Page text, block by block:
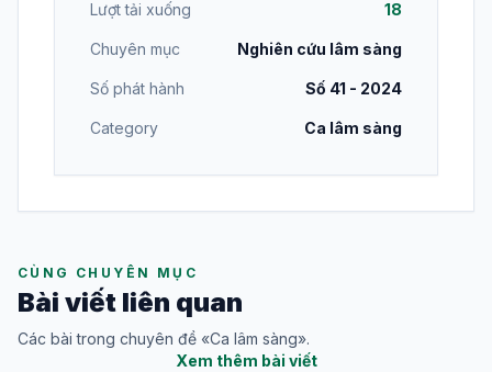
Lượt tải xuống 18
Chuyên mục Nghiên cứu lâm sàng
Số phát hành Số 41 - 2024
Category Ca lâm sàng
CÙNG CHUYÊN MỤC
Bài viết liên quan
Các bài trong chuyên đề «Ca lâm sàng».
Xem thêm bài viết